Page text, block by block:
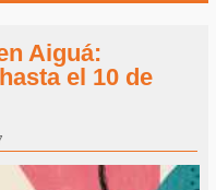
Aiguá:
el 10 de